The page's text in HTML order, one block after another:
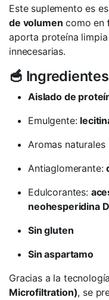
Este suplemento es
de volumen como en
aporta proteína
innecesarias.
🥣 Ingredientes
Aislado de
Emulgente:
Aromas naturales
Antiaglomerante:
Edulcorantes:
neohesperidina
Sin gluten
Sin aspartamo
Gracias a la
Microfiltration), se